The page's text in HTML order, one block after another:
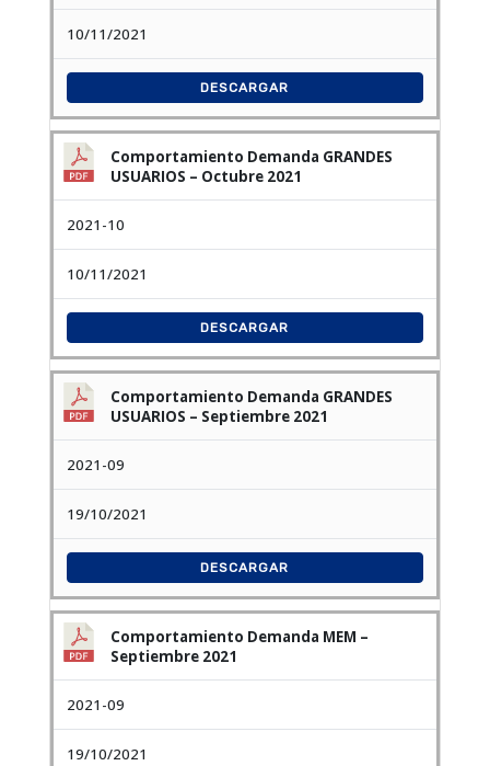
10/11/2021
DESCARGAR
Comportamiento Demanda GRANDES
USUARIOS – Octubre 2021
2021-10
10/11/2021
DESCARGAR
Comportamiento Demanda GRANDES
USUARIOS – Septiembre 2021
2021-09
19/10/2021
DESCARGAR
Comportamiento Demanda MEM –
Septiembre 2021
2021-09
19/10/2021